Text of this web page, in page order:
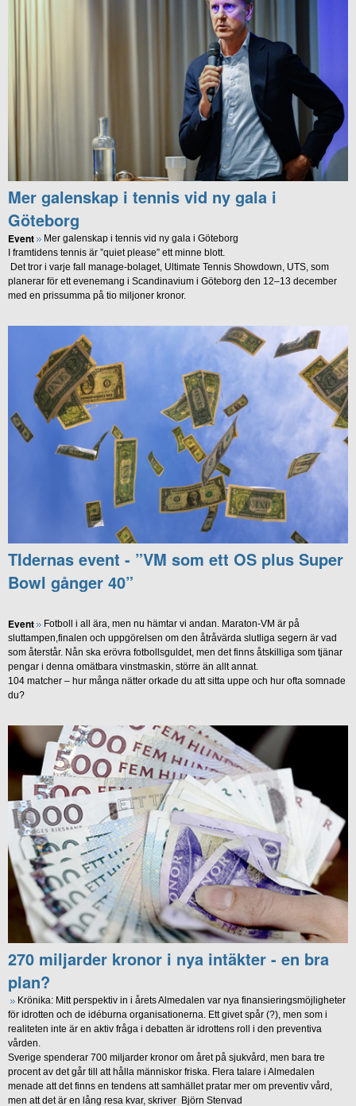
Mer galenskap i tennis vid ny gala i
Göteborg
Event
Mer galenskap i tennis vid ny gala i Göteborg
I framtidens tennis är ”quiet please” ett minne blott.
Det tror i varje fall manage-bolaget, Ultimate Tennis Showdown, UTS, som
planerar för ett evenemang i Scandinavium i Göteborg den 12–13 december
med en prissumma på tio miljoner kronor.
TIdernas event - ”VM som ett OS plus Super
Bowl gånger 40”
Event
Fotboll i all ära, men nu hämtar vi andan. Maraton-VM är på
sluttampen,finalen och uppgörelsen om den åtråvärda slutliga segern är vad
som återstår. Nån ska erövra fotbollsguldet, men det finns åtskilliga som tjänar
pengar i denna omätbara vinstmaskin, större än allt annat.
104 matcher – hur många nätter orkade du att sitta uppe och hur ofta somnade
du?
270 miljarder kronor i nya intäkter - en bra
plan?
Krönika: Mitt perspektiv in i årets Almedalen var nya finansieringsmöjligheter
för idrotten och de idéburna organisationerna. Ett givet spår (?), men som i
realiteten inte är en aktiv fråga i debatten är idrottens roll i den preventiva
vården.
Sverige spenderar 700 miljarder kronor om året på sjukvård, men bara tre
procent av det går till att hålla människor friska. Flera talare i Almedalen
menade att det finns en tendens att samhället pratar mer om preventiv vård,
men att det är en lång resa kvar, skriver Björn Stenvad